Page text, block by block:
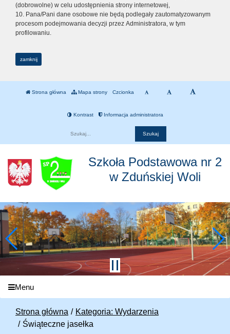
(dobrowolne) w celu udostępnienia strony internetowej,
10. Pana/Pani dane osobowe nie będą podlegały zautomatyzowanym
procesom podejmowania decyzji przez Administratora, w tym
profilowaniu.
zamknij
Strona główna Mapa strony Czcionka
Kontrast Informacja administratora
Szkoła Podstawowa nr 2
w Zduńskiej Woli
Menu
Strona główna
Kategoria: Wydarzenia
Świąteczne jasełka